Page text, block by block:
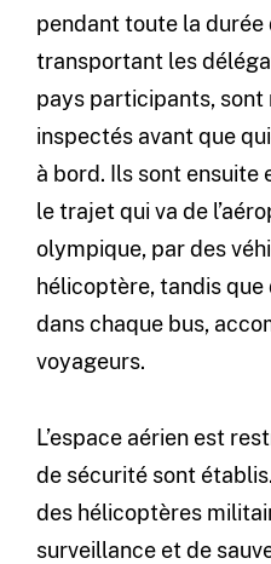
pendant toute la durée
transportant les
pays participants,
inspectés avant que
à bord. Ils sont
le trajet qui va de
olympique, par des
hélicoptère, tandis
dans chaque bus,
voyageurs.
L’espace aérien est
de sécurité sont
des hélicoptères
surveillance et de